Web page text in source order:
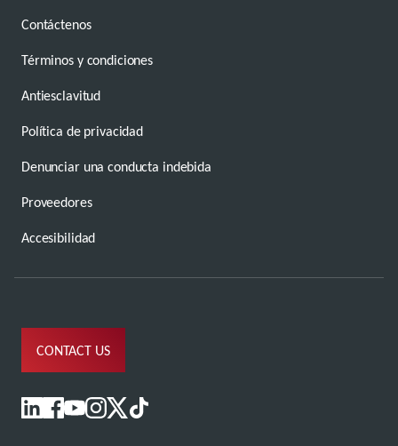
Contáctenos
Términos y condiciones
Antiesclavitud
Política de privacidad
Denunciar una conducta indebida
Proveedores
Accesibilidad
CONTACT US